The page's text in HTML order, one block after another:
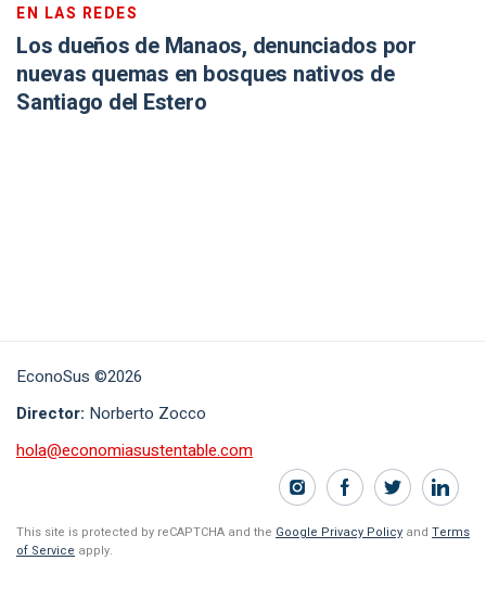
EN LAS REDES
Los dueños de Manaos, denunciados por
nuevas quemas en bosques nativos de
Santiago del Estero
EconoSus ©2026
Director: Norberto Zocco
hola@economiasustentable.com
This site is protected by reCAPTCHA and the Google Privacy Policy and Terms
of Service apply.